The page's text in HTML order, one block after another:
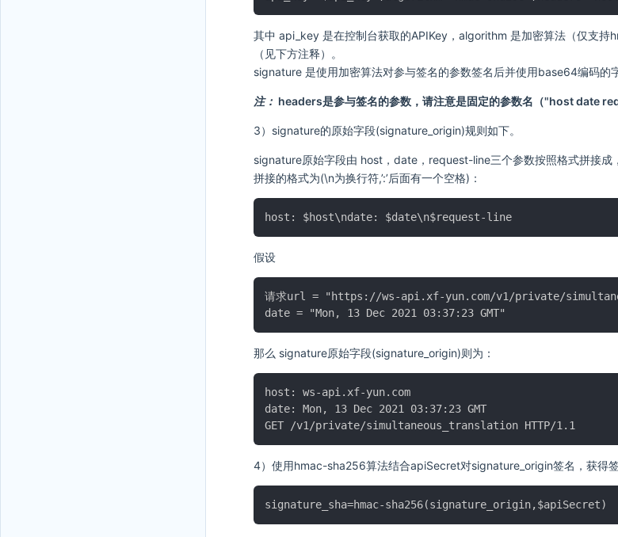
其中 api_key 是在控制台获取的APIKey，algorithm 是加密算法（仅支
（见下方注释）。
signature 是使用加密算法对参与签名的参数签名后并使用base64编码的
注： headers是参与签名的参数，请注意是固定的参数名（"host date
3）signature的原始字段(signature_origin)规则如下。
signature原始字段由 host，date，request-line三个参数按照格式拼接成，
拼接的格式为(\n为换行符,’:’后面有一个空格)：
假设
请求url = "https://ws-api.xf-yun.com/v1/private/
那么 signature原始字段(signature_origin)则为：
host: ws-api.xf-yun.com
date: Mon, 13 Dec 2021 03:37:23 GMT
4）使用hmac-sha256算法结合apiSecret对signature_origin签名，获得